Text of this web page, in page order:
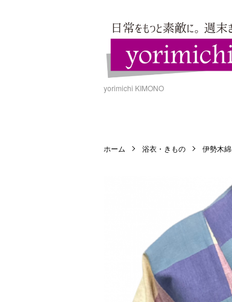
yorimichi KIMONO
ホーム 浴衣・きもの 伊勢木綿